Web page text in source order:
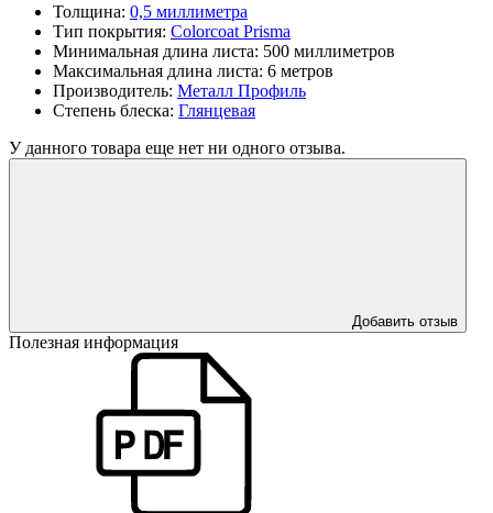
Толщина: 0,5 миллиметра
Тип покрытия: Colorcoat Prisma
Минимальная длина листа: 500 миллиметров
Максимальная длина листа: 6 метров
Производитель: Металл Профиль
Степень блеска: Глянцевая
У данного товара еще нет ни одного отзыва.
Добавить отзыв
Полезная информация